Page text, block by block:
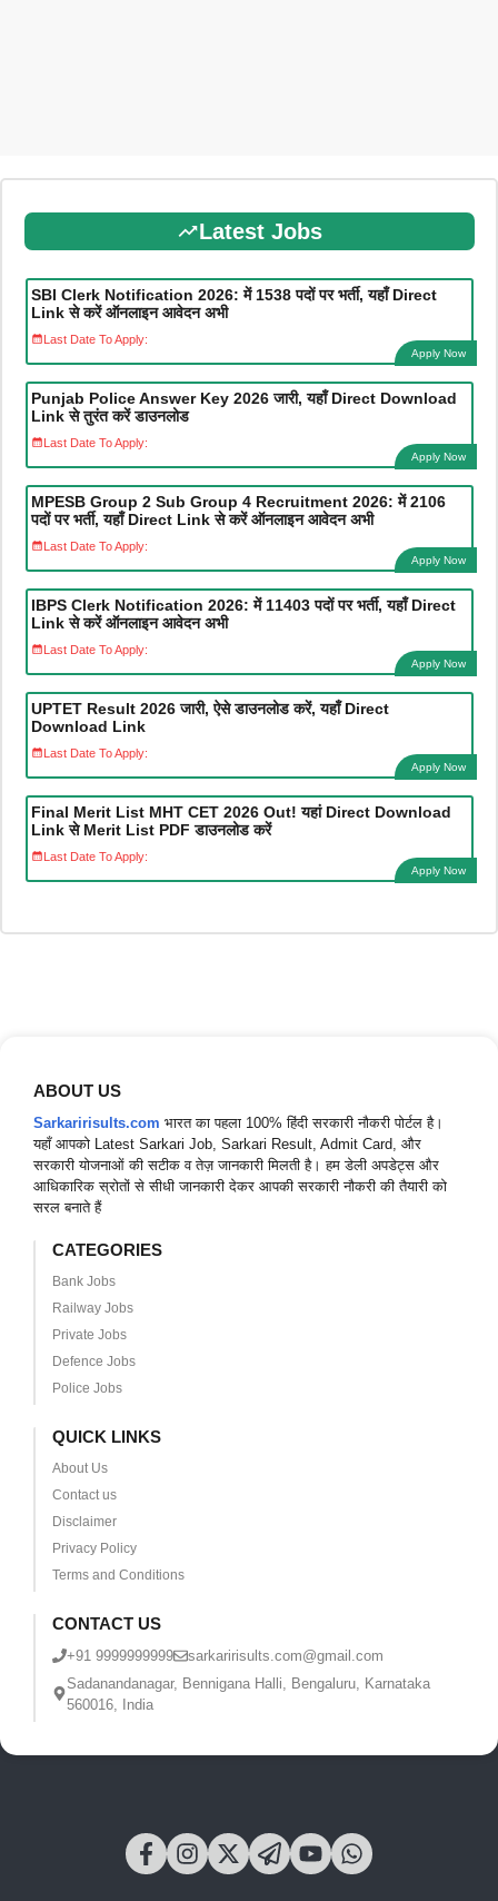
Latest Jobs
SBI Clerk Notification 2026: में 1538 पदों पर भर्ती, यहाँ Direct
Link से करें ऑनलाइन आवेदन अभी
Last Date To Apply:
Apply Now
Punjab Police Answer Key 2026 जारी, यहाँ Direct Download
Link से तुरंत करें डाउनलोड
Last Date To Apply:
Apply Now
MPESB Group 2 Sub Group 4 Recruitment 2026: में 2106
पदों पर भर्ती, यहाँ Direct Link से करें ऑनलाइन आवेदन अभी
Last Date To Apply:
Apply Now
IBPS Clerk Notification 2026: में 11403 पदों पर भर्ती, यहाँ Direct
Link से करें ऑनलाइन आवेदन अभी
Last Date To Apply:
Apply Now
UPTET Result 2026 जारी, ऐसे डाउनलोड करें, यहाँ Direct
Download Link
Last Date To Apply:
Apply Now
Final Merit List MHT CET 2026 Out! यहां Direct Download
Link से Merit List PDF डाउनलोड करें
Last Date To Apply:
Apply Now
ABOUT US
Sarkaririsults.com भारत का पहला 100% हिंदी सरकारी नौकरी पोर्टल है।
यहाँ आपको Latest Sarkari Job, Sarkari Result, Admit Card, और
सरकारी योजनाओं की सटीक व तेज़ जानकारी मिलती है। हम डेली अपडेट्स और
आधिकारिक स्रोतों से सीधी जानकारी देकर आपकी सरकारी नौकरी की तैयारी को
सरल बनाते हैं
CATEGORIES
Bank Jobs
Railway Jobs
Private Jobs
Defence Jobs
Police Jobs
QUICK LINKS
About Us
Contact us
Disclaimer
Privacy Policy
Terms and Conditions
CONTACT US
+91 9999999999
sarkaririsults.com@gmail.com
Sadanandanagar, Bennigana Halli, Bengaluru, Karnataka
560016, India